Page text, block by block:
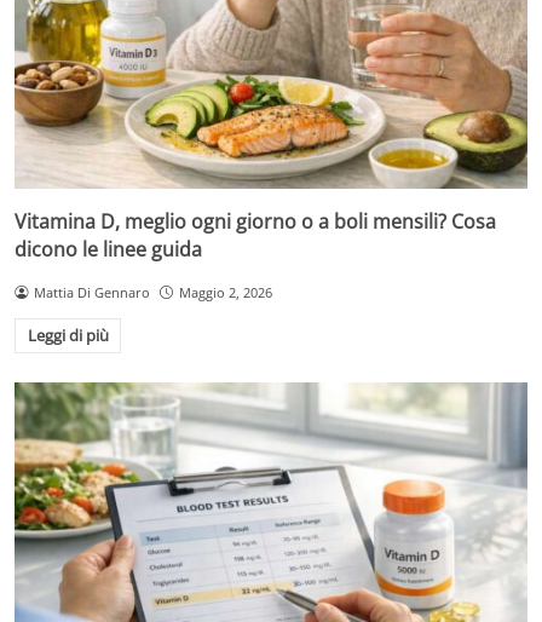
Vitamina D, meglio ogni giorno o a boli mensili? Cosa
dicono le linee guida
Mattia Di Gennaro Maggio 2, 2026
Leggi di più